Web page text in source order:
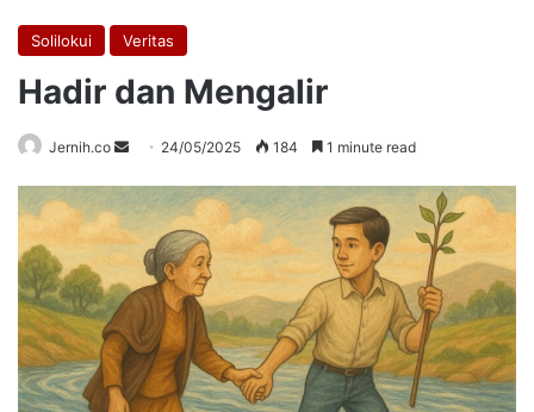
Solilokui Veritas
Hadir dan Mengalir
Jernih.co
Send
email
24/05/2025 184 1 minute read